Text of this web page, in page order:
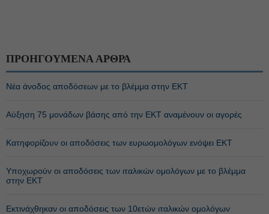
ΠΡΟΗΓΟΥΜΕΝΑ ΑΡΘΡΑ
Νέα άνοδος αποδόσεων με το βλέμμα στην ΕΚΤ
Αύξηση 75 μονάδων βάσης από την ΕΚΤ αναμένουν οι αγορές
Κατηφορίζουν οι αποδόσεις των ευρωομολόγων ενόψει ΕΚΤ
Υποχωρούν οι αποδόσεις των ιταλικών ομολόγων με το βλέμμα
στην ΕΚΤ
Εκτινάχθηκαν οι αποδόσεις των 10ετών ιταλικών ομολόγων